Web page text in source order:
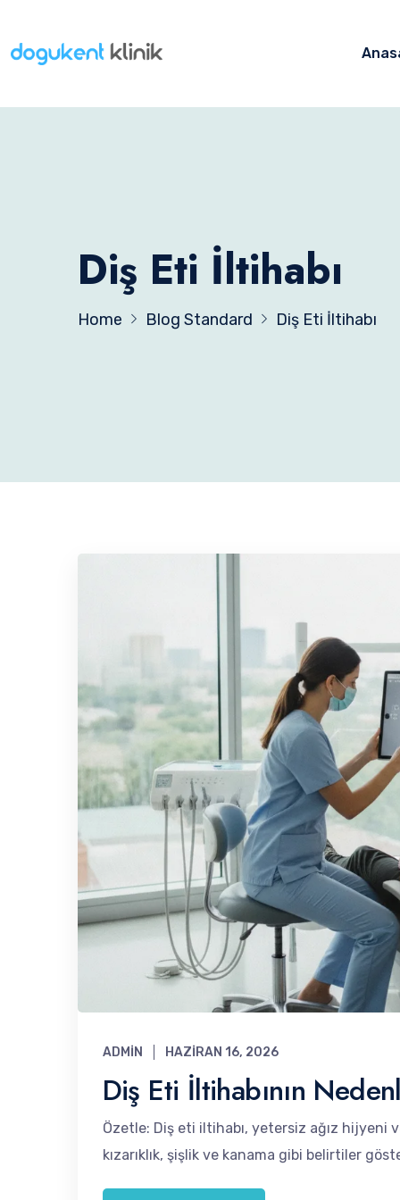
Diş Eti İltihabı
Home Blog Standard Diş Eti İltihabı
ADMIN HAZIRAN 16, 2026
Diş Eti İltihabının
Özetle: Diş eti iltihabı, yetersiz ağız hijyeni
kızarıklık, şişlik ve kanama gibi belirtiler